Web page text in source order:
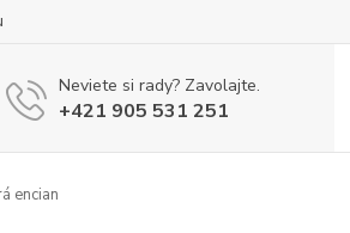
Neviete si rady? Zavolajte.
+421 905 531 251
encian